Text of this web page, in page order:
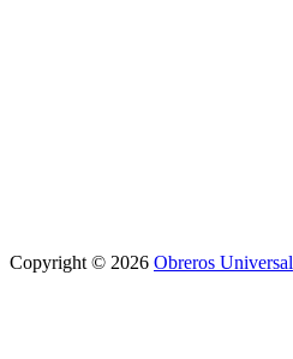
Copyright © 2026 Obreros Universal